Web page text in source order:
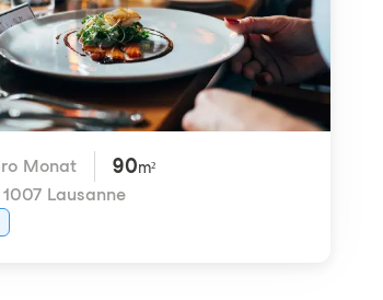
Monat 90m²
1007 Lausanne